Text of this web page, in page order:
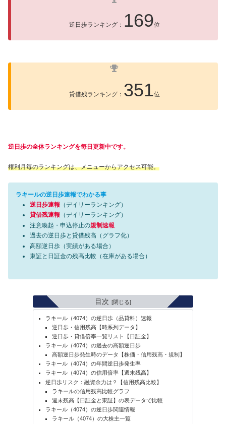
逆日歩ランキング： 169位
貸借残ランキング： 351位
逆日歩の全体ランキングを毎日更新中です。
権利月毎のランキングは、メニューからアクセス可能。
ラキールの逆日歩速報でわかる事
逆日歩速報 （デイリーランキング）
貸借残速報 （デイリーランキング）
注意喚起・申込停止の規制速報
過去の逆日歩と貸借残高（グラフ化）
高額逆日歩（実績がある場合）
東証と日証金の残高比較（在庫がある場合）
目次
ラキール（4074）の逆日歩（品貸料）速報
逆日歩・信用残高【時系列データ】
逆日歩・貸借倍率一覧リスト【日証金】
ラキール（4074）の過去の高額逆日歩
高額逆日歩発生時のデータ【株価・信用残高・規制】
ラキール（4074）の年間逆日歩発生率
ラキール（4074）の信用倍率【週末残高】
逆日歩リスク：融資余力は？【信用残高比較】
ラキールの信用残高比較グラフ
週末残高【日証金と東証】の表データで比較
ラキール（4074）の逆日歩関連情報
ラキール（4074）の大株主一覧